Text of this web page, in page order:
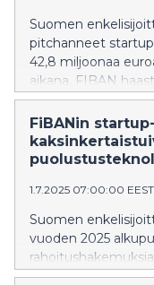
Suomen
pitchanneet
42,8 miljoonaa
aikana. FIBAN
olivat pitchanneet
loppuvuonna 2023
FiBANin
1.7.2025 07:00:00 EEST
Suomen
vuoden 2025
korostuivat